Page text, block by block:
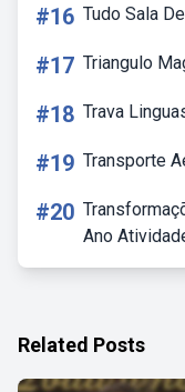
#16 Tudo Sala
#17 Triangulo
#18 Trava
#19 Transporte
#20
Ano
Related Posts